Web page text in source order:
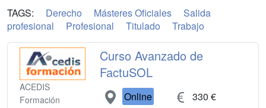
TAGS: Derecho Másteres Oficiales
Salida
profesional
Profesional Titulado Trabajo
ACEDIS
Formación
Curso Avanzado de
FactuSOL
Online 330 €